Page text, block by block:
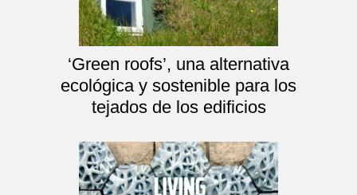
‘Green roofs’, una alternativa
ecológica y sostenible para los
tejados de los edificios